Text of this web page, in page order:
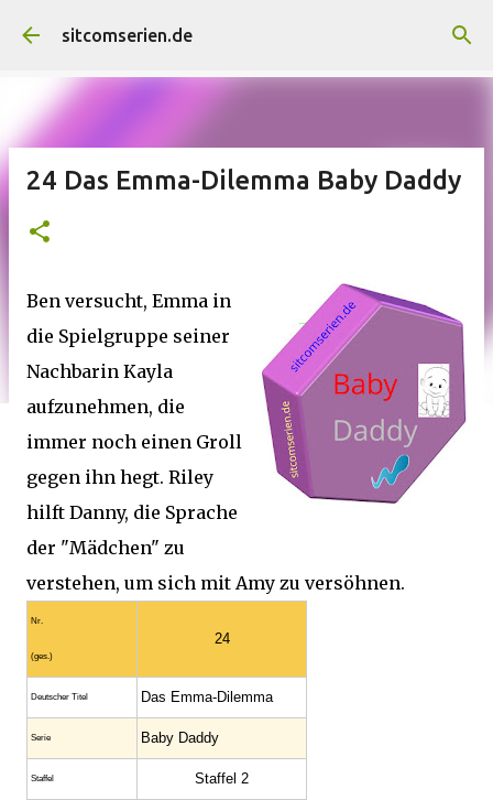
Direkt zum Hauptbereich
sitcomserien.de
24 Das Emma-Dilemma Baby Daddy
Ben versucht, Emma in
die Spielgruppe seiner
Nachbarin Kayla
aufzunehmen, die
immer noch einen Groll
gegen ihn hegt. Riley
hilft Danny, die Sprache
der "Mädchen" zu
verstehen, um sich mit Amy zu versöhnen.
Nr.
(ges.)
24
Deutscher Titel Das Emma-Dilemma
Serie Baby Daddy
Staffel Staffel 2